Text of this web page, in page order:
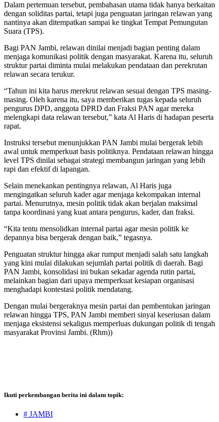
Dalam pertemuan tersebut, pembahasan utama tidak hanya berkaitan
dengan soliditas partai, tetapi juga penguatan jaringan relawan yang
nantinya akan ditempatkan sampai ke tingkat Tempat Pemungutan
Suara (TPS).
Bagi PAN Jambi, relawan dinilai menjadi bagian penting dalam
menjaga komunikasi politik dengan masyarakat. Karena itu, seluruh
struktur partai diminta mulai melakukan pendataan dan perekrutan
relawan secara terukur.
“Tahun ini kita harus merekrut relawan sesuai dengan TPS masing-
masing. Oleh karena itu, saya memberikan tugas kepada seluruh
pengurus DPD, anggota DPRD dan Fraksi PAN agar mereka
melengkapi data relawan tersebut,” kata Al Haris di hadapan peserta
rapat.
Instruksi tersebut menunjukkan PAN Jambi mulai bergerak lebih
awal untuk memperkuat basis politiknya. Pendataan relawan hingga
level TPS dinilai sebagai strategi membangun jaringan yang lebih
rapi dan efektif di lapangan.
Selain menekankan pentingnya relawan, Al Haris juga
mengingatkan seluruh kader agar menjaga kekompakan internal
partai. Menurutnya, mesin politik tidak akan berjalan maksimal
tanpa koordinasi yang kuat antara pengurus, kader, dan fraksi.
“Kita tentu mensolidkan internal partai agar mesin politik ke
depannya bisa bergerak dengan baik,” tegasnya.
Penguatan struktur hingga akar rumput menjadi salah satu langkah
yang kini mulai dilakukan sejumlah partai politik di daerah. Bagi
PAN Jambi, konsolidasi ini bukan sekadar agenda rutin partai,
melainkan bagian dari upaya memperkuat kesiapan organisasi
menghadapi kontestasi politik mendatang.
Dengan mulai bergeraknya mesin partai dan pembentukan jaringan
relawan hingga TPS, PAN Jambi memberi sinyal keseriusan dalam
menjaga eksistensi sekaligus memperluas dukungan politik di tengah
masyarakat Provinsi Jambi. (Rhm))
Ikuti perkembangan berita ini dalam topik:
# JAMBI